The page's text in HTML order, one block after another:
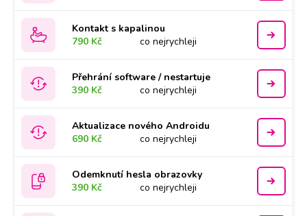
Kontakt s kapalinou
790 Kč
co nejrychleji
Přehrání software / nestartuje
390 Kč
co nejrychleji
Aktualizace nového Androidu
690 Kč
co nejrychleji
Odemknutí hesla obrazovky
390 Kč
co nejrychleji